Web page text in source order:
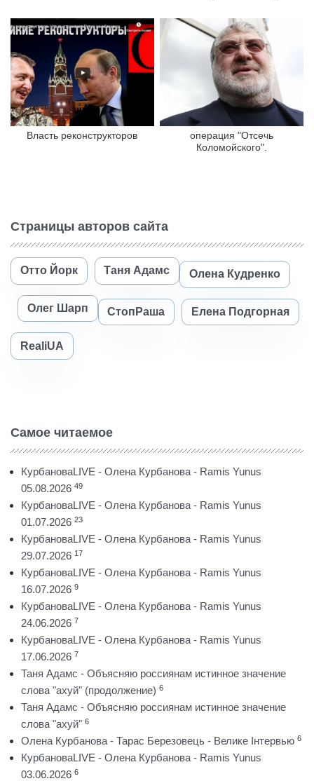
Власть реконструкторов
операция "Отсечь
Коломойского".
Страницы авторов сайта
Отто Йорк Таня Адамс Олена Кудренко
Олег Шарп СтопРаша Елена Подгорная
RealiUA
Самое читаемое
КурбановаLIVE - Олена Курбанова - Ramis Yunus
05.08.2026 49
КурбановаLIVE - Олена Курбанова - Ramis Yunus
01.07.2026 23
КурбановаLIVE - Олена Курбанова - Ramis Yunus
29.07.2026 17
КурбановаLIVE - Олена Курбанова - Ramis Yunus
16.07.2026 9
КурбановаLIVE - Олена Курбанова - Ramis Yunus
24.06.2026 7
КурбановаLIVE - Олена Курбанова - Ramis Yunus
17.06.2026 7
Таня Адамс - Объясняю россиянам истинное значение
слова "ахуй" (продолжение) 6
Таня Адамс - Объясняю россиянам истинное значение
слова "ахуй" 6
Олена Курбанова - Тарас Березовець - Велике Інтервью 6
КурбановаLIVE - Олена Курбанова - Ramis Yunus
03.06.2026 6